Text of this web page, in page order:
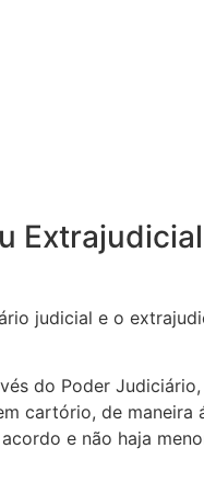
judicial e o
do Poder
cartório, de maneira
e não haja